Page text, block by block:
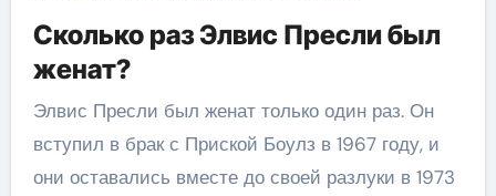
Сколько раз Элвис Пресли был
женат?
Элвис Пресли был женат только один раз. Он
вступил в брак с Приской Боулз в 1967 году, и
они оставались вместе до своей разлуки в 1973